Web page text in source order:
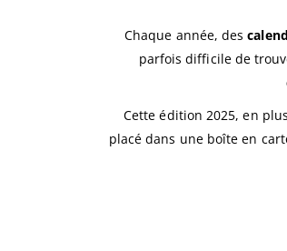
Chaque année, des
parfois difficile de
Cette édition 2025, en
placé dans une boîte en